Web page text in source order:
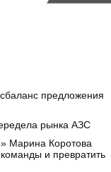
предложения
рынка АЗС
Марина Коротова
и превратить